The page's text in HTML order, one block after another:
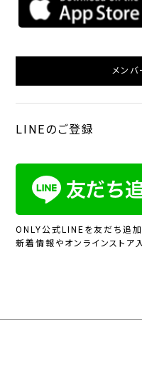
メンバ
LINEのご登録
ONLY公式LINEを友だち追加
新着情報やオンラインストア